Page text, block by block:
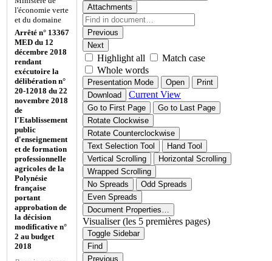
l'économie verte
et du domaine
Arrêté n° 13367
MED du 12
décembre 2018
rendant
exécutoire la
délibération n°
20-12018 du 22
novembre 2018
de
l'Etablissement
public
d'enseignement
et de formation
professionnelle
agricoles de la
Polynésie
française
portant
approbation de
la décision
modificative n°
2 au budget
2018
Attachments
Previous
Next
Highlight all
Match case
Whole words
Presentation Mode Open
Print
Download
Current View
Go to First Page
Go to Last Page
Rotate Clockwise
Rotate Counterclockwise
Text Selection Tool
Hand Tool
Vertical Scrolling
Horizontal Scrolling
Wrapped Scrolling
No Spreads
Odd Spreads
Even Spreads
Document Properties…
Visualiser (les 5 premières pages)
Toggle Sidebar
Find
Previous